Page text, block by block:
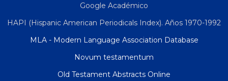
Google Académico
HAPI (Hispanic American Periodicals Index). Años 1970-1992
MLA - Modern Language Association Database
Novum testamentum
Old Testament Abstracts Online